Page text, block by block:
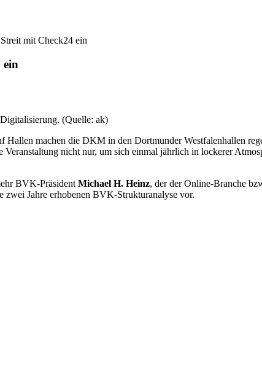
mit Check24 ein
ein
(Quelle: ak)
machen die DKM in den Dortmunder Westfalenhallen
nicht nur, um sich einmal jährlich in lockerer
BVK-PräsidentMichael H. Heinz, der der Online-Branche
zwei Jahre erhobenen BVK-Strukturanalyse vor.